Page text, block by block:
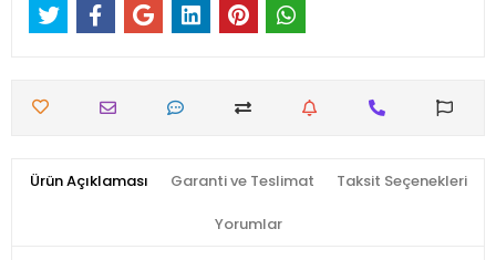
Ürün Açıklaması Garanti ve Teslimat Taksit Seçenekleri
Yorumlar